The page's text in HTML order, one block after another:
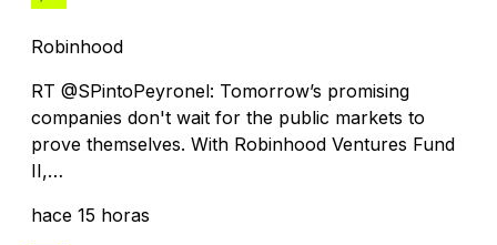
Robinhood
RT @SPintoPeyronel: Tomorrow’s promising
companies don't wait for the public markets to
prove themselves. With Robinhood Ventures Fund
II,…
hace 15 horas